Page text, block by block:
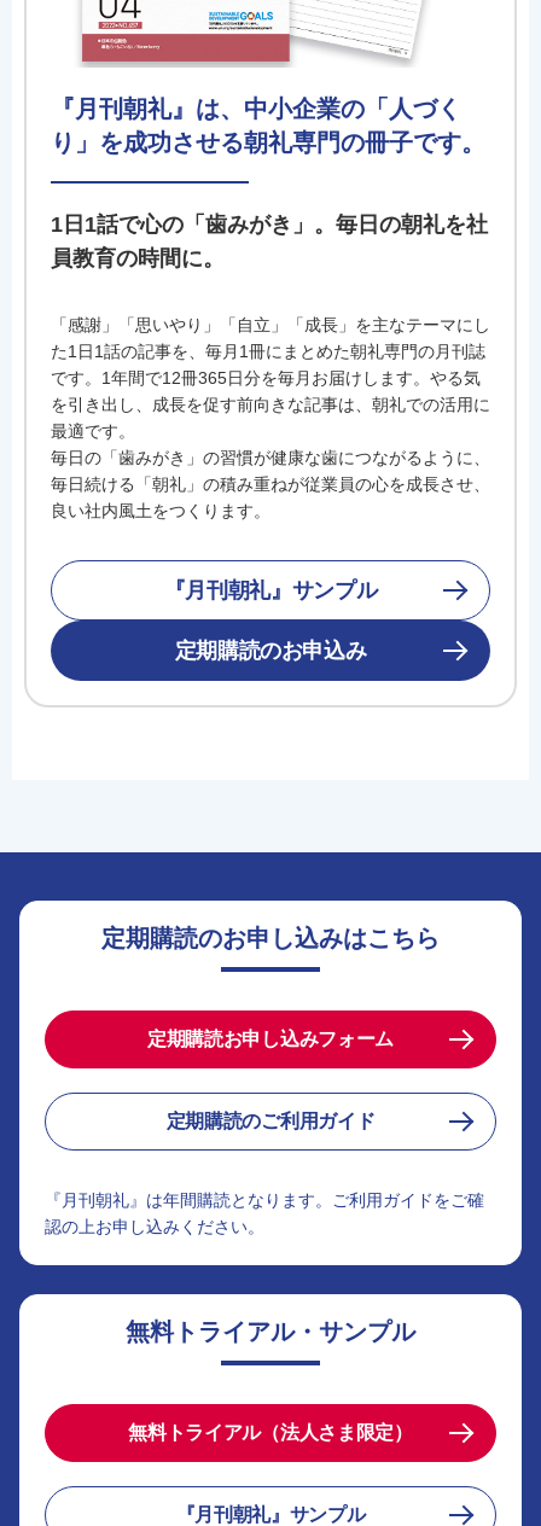
『月刊朝礼』は、中小企業の「人づく
り」を成功させる朝礼専門の冊子です。
1日1話で心の「歯みがき」。毎日の朝礼を社
員教育の時間に。
「感謝」「思いやり」「自立」「成長」を主なテーマにし
た1日1話の記事を、毎月1冊にまとめた朝礼専門の月刊誌
です。1年間で12冊365日分を毎月お届けします。やる気
を引き出し、成長を促す前向きな記事は、朝礼での活用に
最適です。
毎日の「歯みがき」の習慣が健康な歯につながるように、
毎日続ける「朝礼」の積み重ねが従業員の心を成長させ、
良い社内風土をつくります。
『月刊朝礼』サンプル
定期購読のお申込み
定期購読のお申し込みはこちら
定期購読お申し込みフォーム
定期購読のご利用ガイド
『月刊朝礼』は年間購読となります。ご利用ガイドをご確
認の上お申し込みください。
無料トライアル・サンプル
無料トライアル（法人さま限定）
『月刊朝礼』サンプル